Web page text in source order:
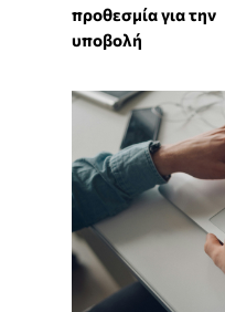
προθεσμία για την
υποβολή